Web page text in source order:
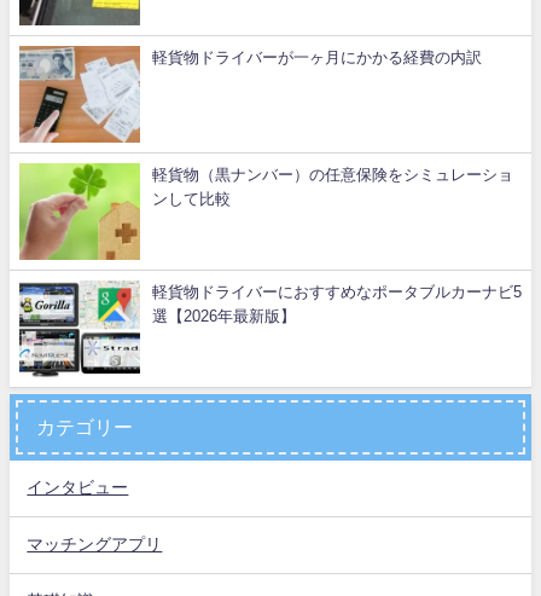
軽貨物ドライバーが一ヶ月にかかる経費の内訳
軽貨物（黒ナンバー）の任意保険をシミュレーショ
ンして比較
軽貨物ドライバーにおすすめなポータブルカーナビ5
選【2026年最新版】
カテゴリー
インタビュー
マッチングアプリ